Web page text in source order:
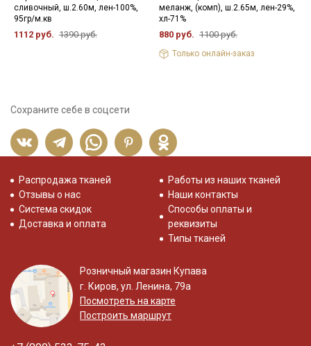
сливочный, ш.2.60м, лен-100%,
95гр/м.кв
1112 руб. 1390 руб.
меланж, (комп), ш.2.65м, лен-29%,
хл-71%
880 руб. 1100 руб.
Только онлайн-заказ
Сохраните себе в соцсети
Распродажа тканей
Отзывы о нас
Система скидок
Доставка и оплата
Работы из наших тканей
Наши контакты
Способы оплаты и
реквизиты
Типы тканей
Розничный магазин Купава
г. Киров, ул. Ленина, 79а
Посмотреть на карте
Построить маршрут